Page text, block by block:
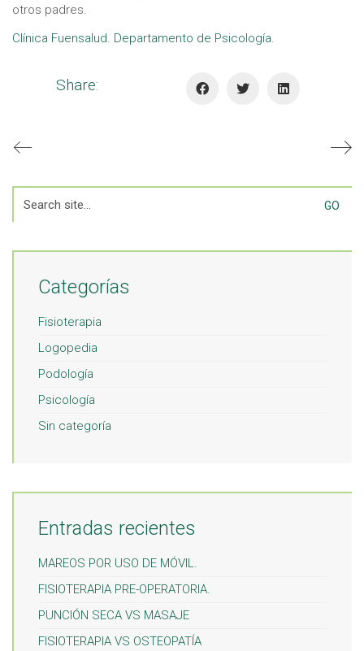
otros padres.
Clínica Fuensalud Departamento de Psicología
Share:
for:
Categorías
Fisioterapia
Logopedia
Podología
Psicología
Sin categoría
Entradas recientes
MAREOS POR USO DE MÓVIL.
FISIOTERAPIA PRE-OPERATORIA.
PUNCIÓN SECA VS MASAJE
FISIOTERAPIA VS OSTEOPATÍA